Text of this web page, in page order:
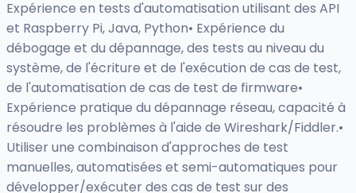
Expérience en tests d'automatisation utilisant des API
et Raspberry Pi, Java, Python• Expérience du
débogage et du dépannage, des tests au niveau du
système, de l'écriture et de l'exécution de cas de test,
de l'automatisation de cas de test de firmware•
Expérience pratique du dépannage réseau, capacité à
résoudre les problèmes à l'aide de Wireshark/Fiddler.•
Utiliser une combinaison d'approches de test
manuelles, automatisées et semi-automatiques pour
développer/exécuter des cas de test sur des